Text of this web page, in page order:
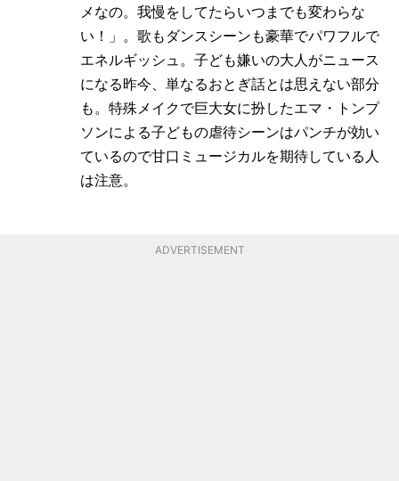
メなの。我慢をしてたらいつまでも変わらな
い！」。歌もダンスシーンも豪華でパワフルで
エネルギッシュ。子ども嫌いの大人がニュース
になる昨今、単なるおとぎ話とは思えない部分
も。特殊メイクで巨大女に扮したエマ・トンプ
ソンによる子どもの虐待シーンはパンチが効い
ているので甘口ミュージカルを期待している人
は注意。
ADVERTISEMENT